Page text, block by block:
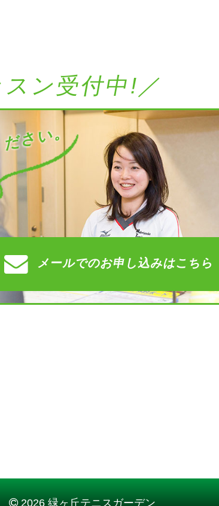
スン受付中!／
さい。
メールでのお申し込みはこちら
2026 緑ヶ丘テニスガーデン